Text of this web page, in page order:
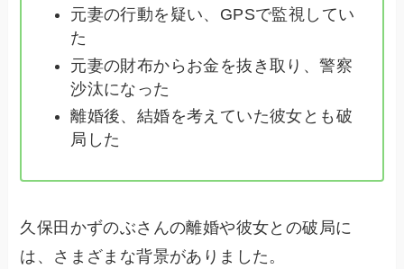
元妻の行動を疑い、GPSで監視してい
た
元妻の財布からお金を抜き取り、警察
沙汰になった
離婚後、結婚を考えていた彼女とも破
局した
久保田かずのぶさんの離婚や彼女との破局に
は、さまざまな背景がありました。